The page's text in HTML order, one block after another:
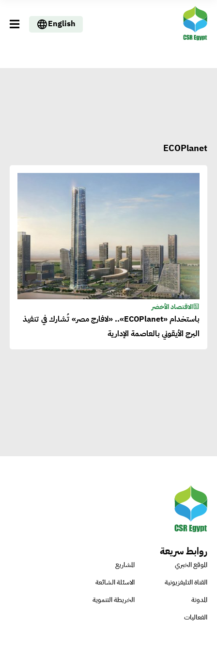
English
ECOPlanet
الاقتصاد الأخضر
باستخدام «ECOPlanet».. «لافارج مصر» تُشارك في تنفيذ
البرج الأيقوني بالعاصمة الإدارية
روابط سريعة
الموقع الخبري
المشاريع
القناة التليفزيونية
الاسئلة الشائعة
المدونة
الخريطة التنموية
الفعاليات